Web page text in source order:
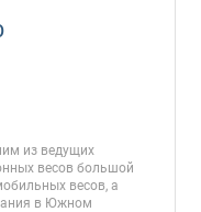
из ведущих
весов большой
весов, а
в Южном